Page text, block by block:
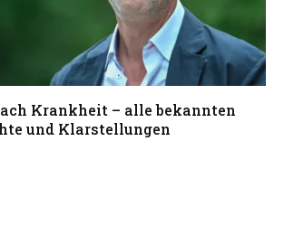
Krankheit – alle bekannten
und Klarstellungen